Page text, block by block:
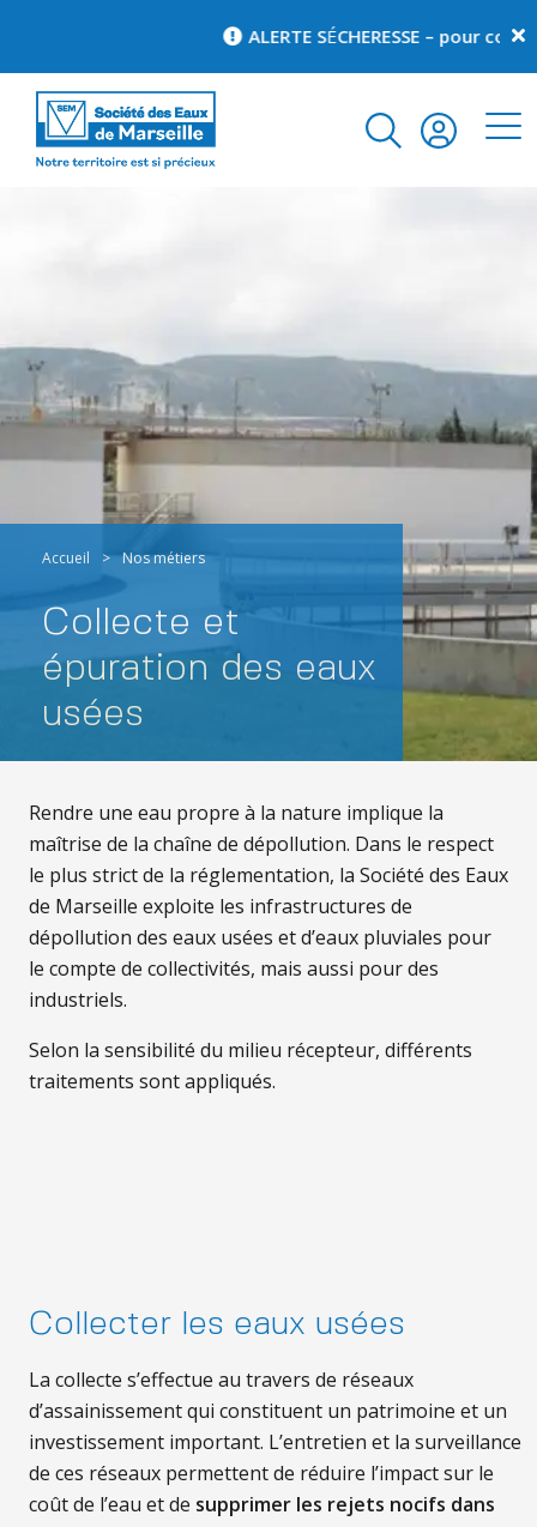
ALERTE SÉ CHERESSE – pour
Accueil > Nos métiers
Collecte et
épuration des eaux
usées
Rendre une eau propre à la nature implique la
maîtrise de la chaîne de dépollution. Dans le respect
le plus strict de la réglementation, la Société des Eaux
de Marseille exploite les infrastructures de
dépollution des eaux usées et d’eaux pluviales pour
le compte de collectivités, mais aussi pour des
industriels.
Selon la sensibilité du milieu récepteur, différents
traitements sont appliqués.
Collecter les eaux usées
La collecte s’effectue au travers de réseaux
d’assainissement qui constituent un patrimoine et un
investissement important. L’entretien et la surveillance
de ces réseaux permettent de réduire l’impact sur le
coût de l’eau et de supprimer les rejets nocifs dans